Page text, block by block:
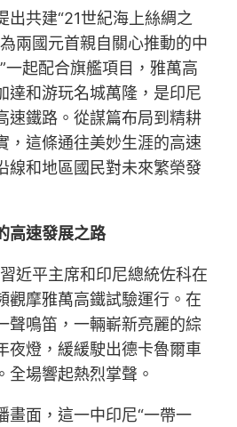
出共建“21世紀海上絲綢之
兩國元首親自關心推動的中
一起配合旗艦項目，雅萬高
達和游玩名城萬隆，是印尼
速鐵路。從謀篇布局到精耕
，這條通往美妙生涯的高速
線和地區國民對未來繁榮發
高速發展之路
近平主席和印尼總統佐科在
觀摩雅萬高鐵試驗運行。在
聲鳴笛，一輛嶄新亮麗的綜
夜燈，緩緩駛出德卡魯爾車
全場響起熱烈掌聲。
畫面，這一中印尼“一帶一